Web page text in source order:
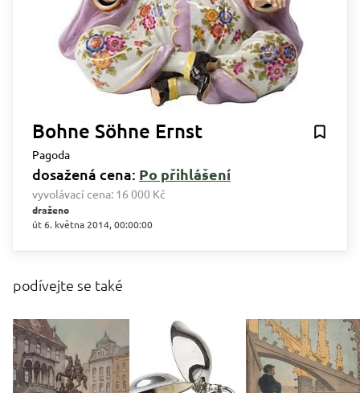
Bohne Söhne Ernst
Pagoda
dosažená cena: Po přihlášení
vyvolávací cena: 16 000 Kč
draženo
út 6. května 2014, 00:00:00
podívejte se také